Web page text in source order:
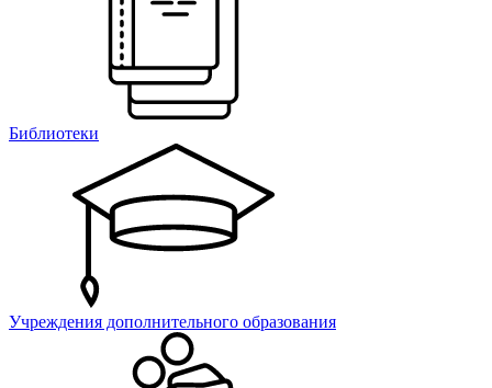
Библиотеки
Учреждения дополнительного образования